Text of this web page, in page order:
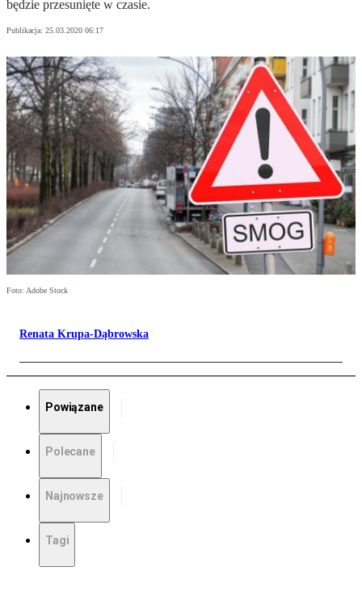
będzie przesunięte w czasie.
Publikacja: 25.03.2020 06:17
Foto: Adobe Stock
Renata Krupa-Dąbrowska
Powiązane
Polecane
Najnowsze
Tagi